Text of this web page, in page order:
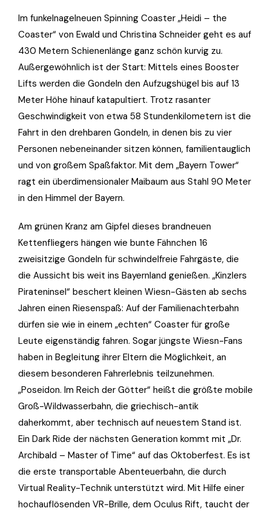
Im funkelnagelneuen Spinning Coaster „Heidi – the
Coaster“ von Ewald und Christina Schneider geht es auf
430 Metern Schienenlänge ganz schön kurvig zu.
Außergewöhnlich ist der Start: Mittels eines Booster
Lifts werden die Gondeln den Aufzugshügel bis auf 13
Meter Höhe hinauf katapultiert. Trotz rasanter
Geschwindigkeit von etwa 58 Stundenkilometern ist die
Fahrt in den drehbaren Gondeln, in denen bis zu vier
Personen nebeneinander sitzen können, familientauglich
und von großem Spaßfaktor. Mit dem „Bayern Tower“
ragt ein überdimensionaler Maibaum aus Stahl 90 Meter
in den Himmel der Bayern.
Am grünen Kranz am Gipfel dieses brandneuen
Kettenfliegers hängen wie bunte Fähnchen 16
zweisitzige Gondeln für schwindelfreie Fahrgäste, die
die Aussicht bis weit ins Bayernland genießen. „Kinzlers
Pirateninsel“ beschert kleinen Wiesn-Gästen ab sechs
Jahren einen Riesenspaß: Auf der Familienachterbahn
dürfen sie wie in einem „echten“ Coaster für große
Leute eigenständig fahren. Sogar jüngste Wiesn-Fans
haben in Begleitung ihrer Eltern die Möglichkeit, an
diesem besonderen Fahrerlebnis teilzunehmen.
„Poseidon. Im Reich der Götter“ heißt die größte mobile
Groß-Wildwasserbahn, die griechisch-antik
daherkommt, aber technisch auf neuestem Stand ist.
Ein Dark Ride der nächsten Generation kommt mit „Dr.
Archibald – Master of Time“ auf das Oktoberfest. Es ist
die erste transportable Abenteuerbahn, die durch
Virtual Reality-Technik unterstützt wird. Mit Hilfe einer
hochauflösenden VR-Brille, dem Oculus Rift, taucht der